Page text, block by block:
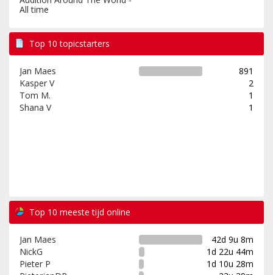
All time
Top 10 topicstarters
Jan Maes
891
Kasper V
2
Tom M.
1
Shana V
1
Top 10 meeste tijd online
Jan Maes
42d 9u 8m
NickG
1d 22u 44m
Pieter P
1d 10u 28m